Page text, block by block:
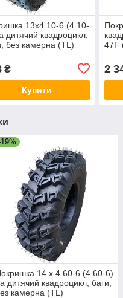
13х4.10-6 (4.10-
дитячий квадроцикл,
без камерна (TL)
₴
Купити
47F
2
14 х 4.60-6 (4.60-6)
дитячий квадроцикл, баги,
камерна (TL)